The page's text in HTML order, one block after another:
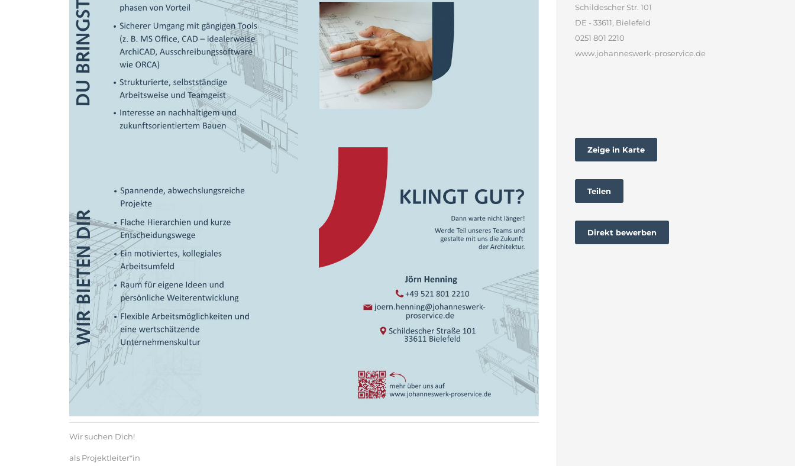
Wir suchen Dich!
als Projektleiter*in
Schildescher Str. 101
DE - 33611, Bielefeld
0251 801 2210
www.johanneswerk-proservice.de
Zeige in Karte
Teilen
Direkt bewerben